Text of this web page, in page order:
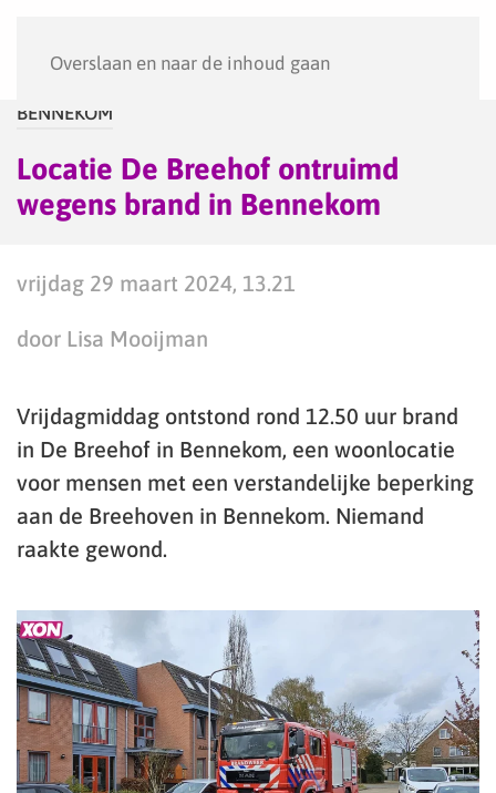
Overslaan en naar de inhoud gaan
BENNEKOM
Locatie De Breehof ontruimd
wegens brand in Bennekom
vrijdag 29 maart 2024, 13.21
door Lisa Mooijman
Vrijdagmiddag ontstond rond 12.50 uur brand
in De Breehof in Bennekom, een woonlocatie
voor mensen met een verstandelijke beperking
aan de Breehoven in Bennekom. Niemand
raakte gewond.